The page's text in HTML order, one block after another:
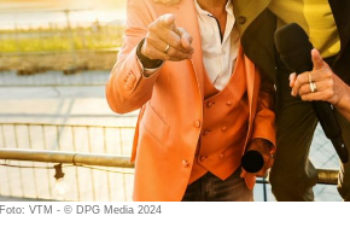
Foto: VTM - © DPG Media 2024